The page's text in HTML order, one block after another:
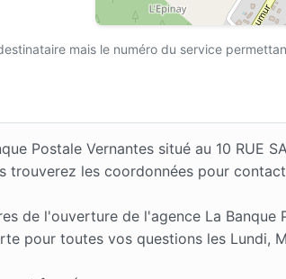
mais le numéro du service
Postale Vernantes situé au 10 RUE
les coordonnées pour
de l'ouverture de l'agence La Banque
pour toutes vos questions les Lundi,